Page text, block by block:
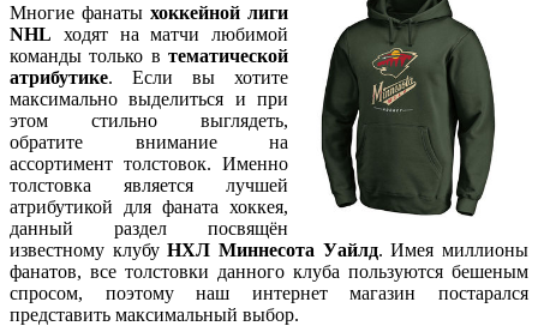
Многие фанаты хоккейной лиги
NHL ходят на матчи любимой
команды только в тематической
атрибутике. Если вы хотите
максимально выделиться и при
этом стильно выглядеть,
обратите внимание на
ассортимент толстовок. Именно
толстовка является лучшей
атрибутикой для фаната хоккея,
данный раздел посвящён
известному клубуНХЛ Миннесота Уайлд. Имея миллионы
фанатов, все толстовки данного клуба пользуются бешеным
спросом, поэтому наш интернет магазин постарался
представить максимальный выбор.